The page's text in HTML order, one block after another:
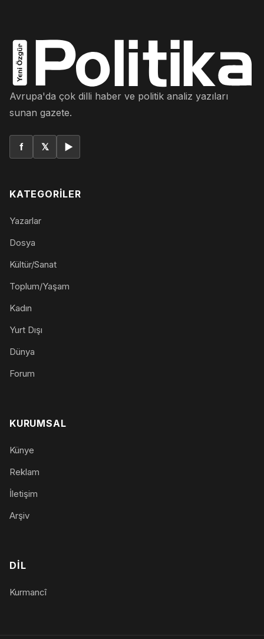
Avrupa'da çok dilli haber ve politik analiz yazıları
sunan gazete.
f 𝕏 ▶
KATEGORILER
Yazarlar
Dosya
Kültür/Sanat
Toplum/Yaşam
Kadın
Yurt Dışı
Dünya
Forum
KURUMSAL
Künye
Reklam
İletişim
Arşiv
DIL
Kurmancî